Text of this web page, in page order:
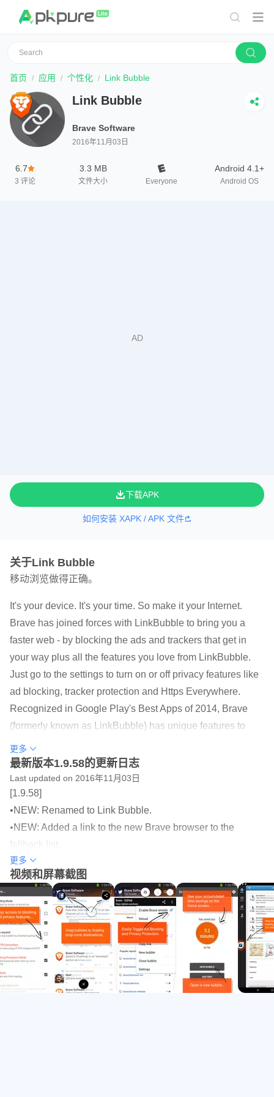
首页 应用 个性化 Link Bubble
Link Bubble
Brave Software
2016年11月03日
6.7
3 评论
3.3 MB
文件大小 Everyone
Android 4.1+
Android OS
下载APK
如何安装 XAPK / APK 文件
关于Link Bubble
移动浏览做得正确。
It's your device. It's your time. So make it your Internet.
Brave has joined forces with LinkBubble to bring you a
faster web - by blocking the ads and trackers that get in
your way plus all the features you love from LinkBubble.
Just go to the settings to turn on or off privacy features like
ad blocking, tracker protection and Https Everywhere.
Recognized in Google Play's Best Apps of 2014, Brave
(formerly known as LinkBubble) has unique features to
make internet browsing faster and more seamless. When
you click on a link in an app, Brave loads that webpage in
the background, leaving you free to keep using your
current app - rather than wasting your time watching
pages load.
Brave is designed for both speed and security, so you can
malware and other annoyances. All Brave browsers are
open source, so you can view our code and even make
contributions.
Brave Offers:
- Ad Blocking
- Tracker Protection
- Https Everywhere (for security)
- Page loading in the background
更多
最新版本1.9.58的更新日志
Last updated on 2016年11月03日
[1.9.58]
•NEW: Renamed to Link Bubble.
•NEW: Added a link to the new Brave browser to the
fallback list.
•NEW: Changed default to use Brave browser, users can
change this in Settings->Default apps.
•NEW: Added a new one time notification to download the
new Brave browser.
更多
视频和屏幕截图